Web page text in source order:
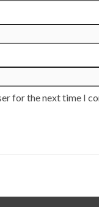
for the next time I